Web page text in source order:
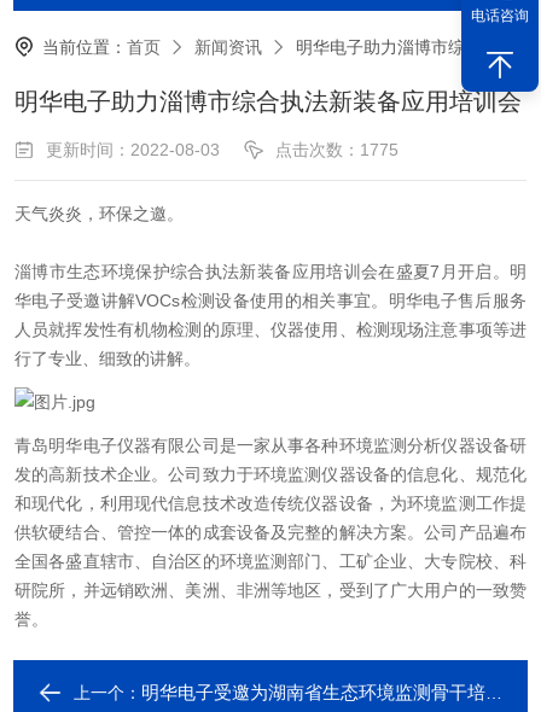
当前位置：首页 新闻资讯 明华电子助力淄博市综合执法新装备应用培训会
明华电子助力淄博市综合执法新装备应用培训会
更新时间：2022-08-03 点击次数：1775
天气炎炎，环保之邀。
淄博市生态环境保护综合执法新装备应用培训会在盛夏7月开启。明
华电子受邀讲解VOCs检测设备使用的相关事宜。明华电子售后服务
人员就挥发性有机物检测的原理、仪器使用、检测现场注意事项等进
行了专业、细致的讲解。
青岛明华电子仪器有限公司是一家从事各种环境监测分析仪器设备研
发的高新技术企业。公司致力于环境监测仪器设备的信息化、规范化
和现代化，利用现代信息技术改造传统仪器设备，为环境监测工作提
供软硬结合、管控一体的成套设备及完整的解决方案。公司产品遍布
全国各盛直辖市、自治区的环境监测部门、工矿企业、大专院校、科
研院所，并远销欧洲、美洲、非洲等地区，受到了广大用户的一致赞
誉。
上一个： 明华电子受邀为湖南省生态环境监测骨干培训班授课
电话咨询